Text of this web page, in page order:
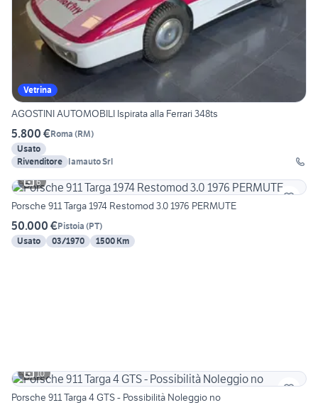
Vetrina
AGOSTINI AUTOMOBILI Ispirata alla Ferrari 348ts
5.800 €Roma (RM)
Usato
Rivenditore Iamauto Srl
6
Porsche 911 Targa 1974 Restomod 3.0 1976 PERMUTE
50.000 €Pistoia (PT)
Usato
03/1970 1500 Km
10
Porsche 911 Targa 4 GTS - Possibilità Noleggio no